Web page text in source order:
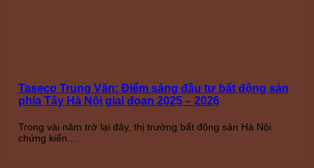
Taseco Trung Văn: Điểm sáng đầu tư bất động sản
phía Tây Hà Nội giai đoạn 2025 – 2026
Trong vài năm trở lại đây, thị trường bất động sản Hà Nội
chứng kiến...